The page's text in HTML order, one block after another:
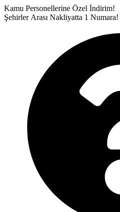
İçeriğe
atla
Kamu Personellerine Özel İndirim!
Şehirler Arası Nakliyatta 1 Numara!